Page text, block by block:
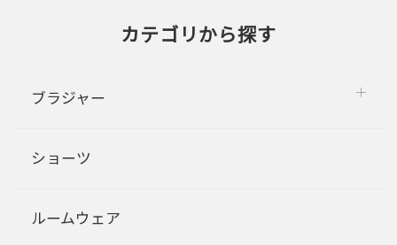
カテゴリから探す
ブラジャー
ショーツ
ルームウェア